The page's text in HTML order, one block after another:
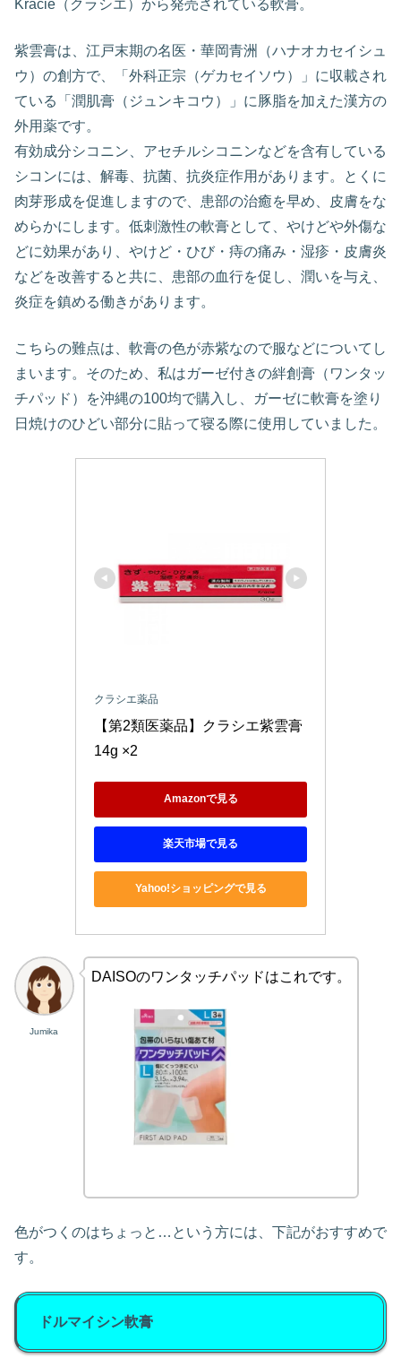
Kracie（クラシエ）から発売されている軟膏。
紫雲膏は、江戸末期の名医・華岡青洲（ハナオカセイシュ
ウ）の創方で、「外科正宗（ゲカセイソウ）」に収載され
ている「潤肌膏（ジュンキコウ）」に豚脂を加えた漢方の
外用薬です。
有効成分シコニン、アセチルシコニンなどを含有している
シコンには、解毒、抗菌、抗炎症作用があります。とくに
肉芽形成を促進しますので、患部の治癒を早め、皮膚をな
めらかにします。低刺激性の軟膏として、やけどや外傷な
どに効果があり、やけど・ひび・痔の痛み・湿疹・皮膚炎
などを改善すると共に、患部の血行を促し、潤いを与え、
炎症を鎮める働きがあります。
こちらの難点は、軟膏の色が赤紫なので服などについてし
まいます。そのため、私はガーゼ付きの絆創膏（ワンタッ
チパッド）を沖縄の100均で購入し、ガーゼに軟膏を塗り
日焼けのひどい部分に貼って寝る際に使用していました。
クラシエ薬品
【第2類医薬品】クラシエ紫雲膏
14g ×2
Amazonで見る
楽天市場で見る
Yahoo!ショッピングで見る
Jumika
DAISOのワンタッチパッドはこれです。
色がつくのはちょっと…という方には、下記がおすすめで
す。
ドルマイシン軟膏